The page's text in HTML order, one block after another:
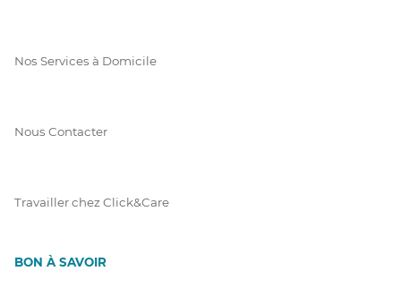
Nos Services à Domicile
Nous Contacter
Travailler chez Click&Care
BON À SAVOIR